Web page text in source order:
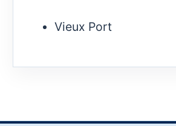
Vieux Port